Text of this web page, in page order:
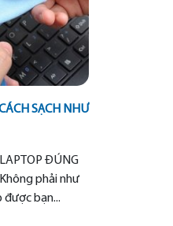
SẠCH NHƯ
ĐÚNG
phải như
được bạn...